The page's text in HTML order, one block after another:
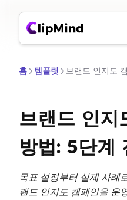
홈 템플릿
브랜드 인지
방법: 5단계
목표 설정부터 실제 사례
랜드 인지도 캠페인을 운